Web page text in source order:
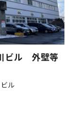
ビル 外壁等
ル